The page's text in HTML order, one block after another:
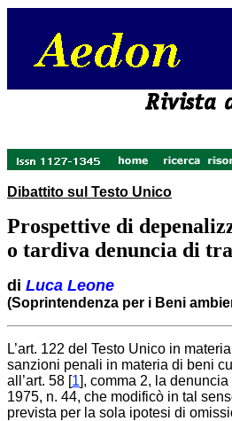
Dibattito sul Testo Unico
Prospettive di
o tardiva denuncia di
di Luca Leone
(Soprintendenza per i Beni
L’art. 122 del Testo Unico in
sanzioni penali in materia di beni
all’art. 58 [1], comma 2, la
1975, n. 44, che modificò in tal
prevista per la sola ipotesi di